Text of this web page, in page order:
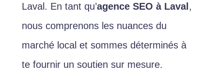
Laval. En tant qu’agence SEO à Laval ,
nous comprenons les nuances du
marché local et sommes déterminés à
te fournir un soutien sur mesure.